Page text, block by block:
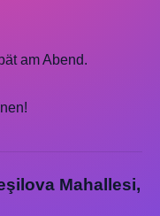
am Abend.
Mahallesi,